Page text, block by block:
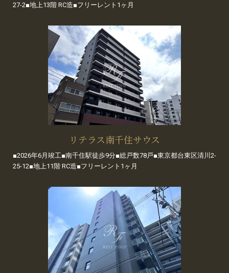
27-2■地上13階 RC造■フリーレント1ヶ月
リテラス南千住サウス
■2026年6月竣工■南千住駅徒歩9分■総戸数78戸■東京都台東区清川2-
25-12■地上11階 RC造■フリーレント1ヶ月